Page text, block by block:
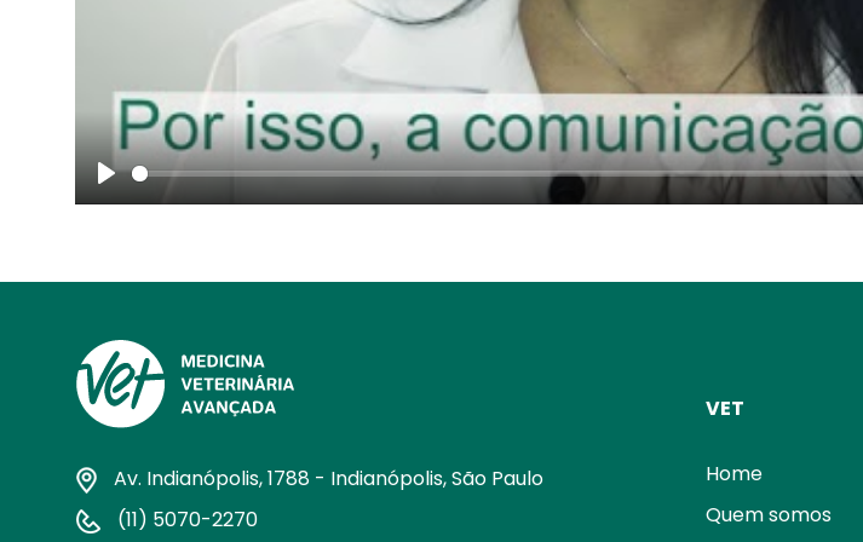
Play
Av. Indianópolis, 1788 - Indianópolis, São Paulo
(11) 5070-2270
VET
Home
Quem somos